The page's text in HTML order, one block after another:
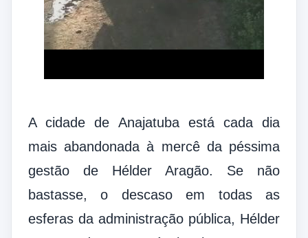
A cidade de Anajatuba está cada dia
mais abandonada à mercê da péssima
gestão de Hélder Aragão. Se não
bastasse, o descaso em todas as
esferas da administração pública, Hélder